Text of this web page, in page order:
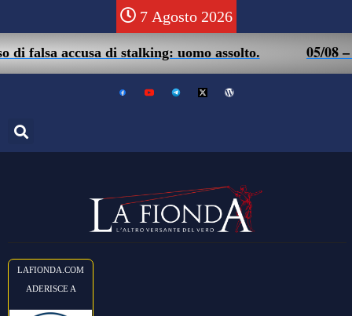
7 Agosto 2026
di stalking: uomo assolto. 05/08 – Friuli.
LAFIONDA.COM
ADERISCE A